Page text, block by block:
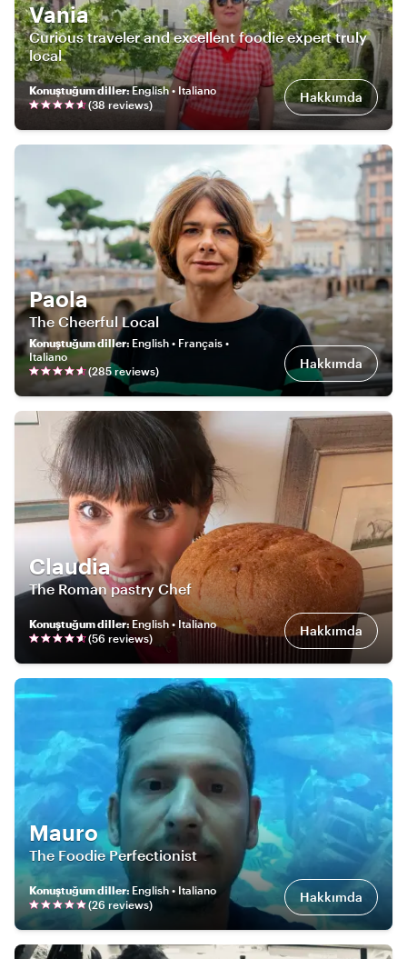
Vania
Curious traveler and excellent foodie expert truly
local
Konuştuğum diller:English • Italiano
(38 reviews) Hakkımda
Paola
The Cheerful Local
Konuştuğum diller: English • Français •
Italiano
(285 reviews) Hakkımda
Claudia
The Roman pastry Chef
Konuştuğum diller: English • Italiano
(56 reviews) Hakkımda
Mauro
The Foodie Perfectionist
Konuştuğum diller: English • Italiano
(26 reviews) Hakkımda